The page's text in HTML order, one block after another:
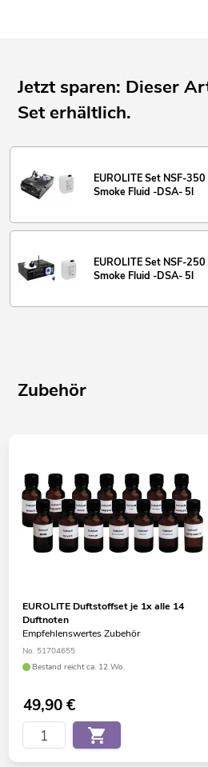
Jetzt sparen: Dieser
Set erhältlich.
EUROLITE Set NSF-350
Smoke Fluid -DSA- 5l
EUROLITE Set NSF-250
Smoke Fluid -DSA- 5l
Zubehör
EUROLITE Duftstoffset je 1x alle 14
Duftnoten
Empfehlenswertes Zubehör
No. 51704655
Bestand reicht ca. 12 Wo.
49,90€